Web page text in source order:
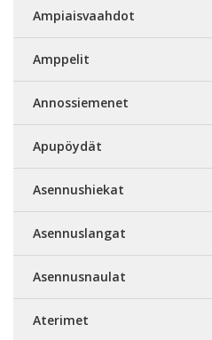
Ampiaisvaahdot
Amppelit
Annossiemenet
Apupöydät
Asennushiekat
Asennuslangat
Asennusnaulat
Aterimet